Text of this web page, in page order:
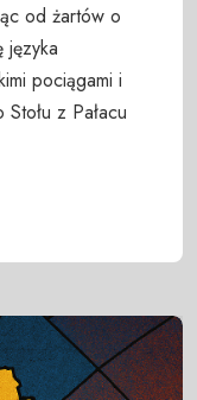
od żartów o
języka
pociągami i
z Pałacu